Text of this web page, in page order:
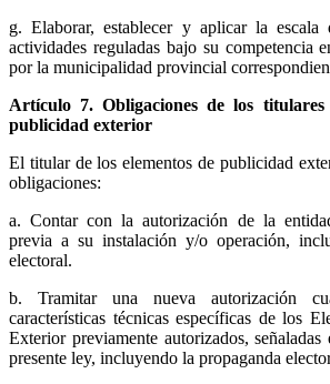
g. Elaborar, establecer y aplicar la escala
actividades reguladas bajo su competencia
por la municipalidad provincial
Artículo 7. Obligaciones de los titulares
publicidad exterior
El titular de los elementos de publicidad
obligaciones:
a. Contar con la autorización de la
previa a su instalación y/o operación,
electoral.
b. Tramitar una nueva autorización
características técnicas específicas de los
Exterior previamente autorizados,
presente ley, incluyendo la propaganda